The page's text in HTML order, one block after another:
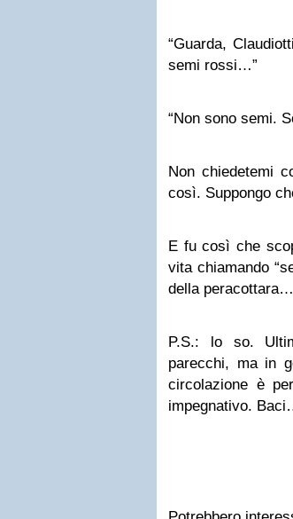
“Guarda,
semi rossi…”
“Non sono semi.
Non chiedetemi
così. Suppongo
E fu così che
vita chiamando
della peracottara…
P.S.: lo so.
parecchi, ma in
circolazione è
impegnativo.